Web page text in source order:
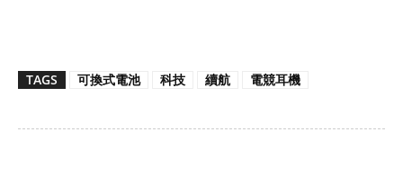
TAGS 可換式電池 科技 續航 電競耳機